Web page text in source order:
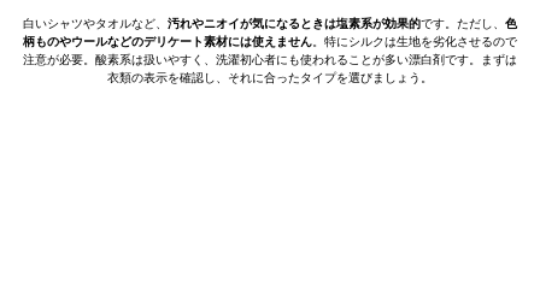
白いシャツやタオルなど、 汚れやニオイが気になるときは塩素系が効果的です。ただし、 色
柄ものやウールなどのデリケート素材には使えません 。特にシルクは生地を劣化させるので
注意が必要。酸素系は扱いやすく、洗濯初心者にも使われることが多い漂白剤です。まずは
衣類の表示を確認し、それに合ったタイプを選びましょう。